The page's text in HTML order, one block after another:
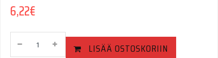
6,22€
GASKET,
LISÄÄ OSTOSKORIIN